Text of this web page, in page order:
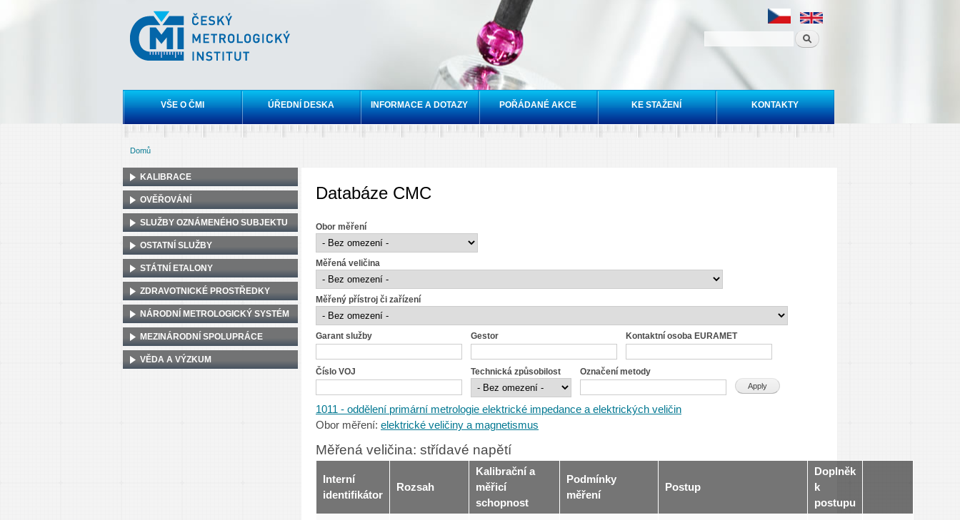
Český
metrologický
institut
Hlavní menu
VŠE O ČMI ÚŘEDNÍ DESKA INFORMACE A DOTAZY POŘÁDANÉ AKCE KE STAŽENÍ KONTAKTY
Domů
Databáze CMC
Obor měření
Měřená veličina
Měřený přístroj či zařízení
Garant služby Gestor Kontaktní osoba EURAMET
Číslo VOJ Technická způsobilost Označení metody
1011 - oddělení primární metrologie elektrické impedance a elektrických veličin
Obor měření: elektrické veličiny a magnetismus
Měřená veličina: střídavé napětí
Interní
identifikátor
Rozsah
Kalibrační a
měřicí
schopnost
Podmínky
měření
Postup
Doplněk
k
postupu
KALIBRACE
OVĚŘOVÁNÍ
SLUŽBY OZNÁMENÉHO SUBJEKTU
OSTATNÍ SLUŽBY
STÁTNÍ ETALONY
ZDRAVOTNICKÉ PROSTŘEDKY
NÁRODNÍ METROLOGICKÝ SYSTÉM
MEZINÁRODNÍ SPOLUPRÁCE
VĚDA A VÝZKUM